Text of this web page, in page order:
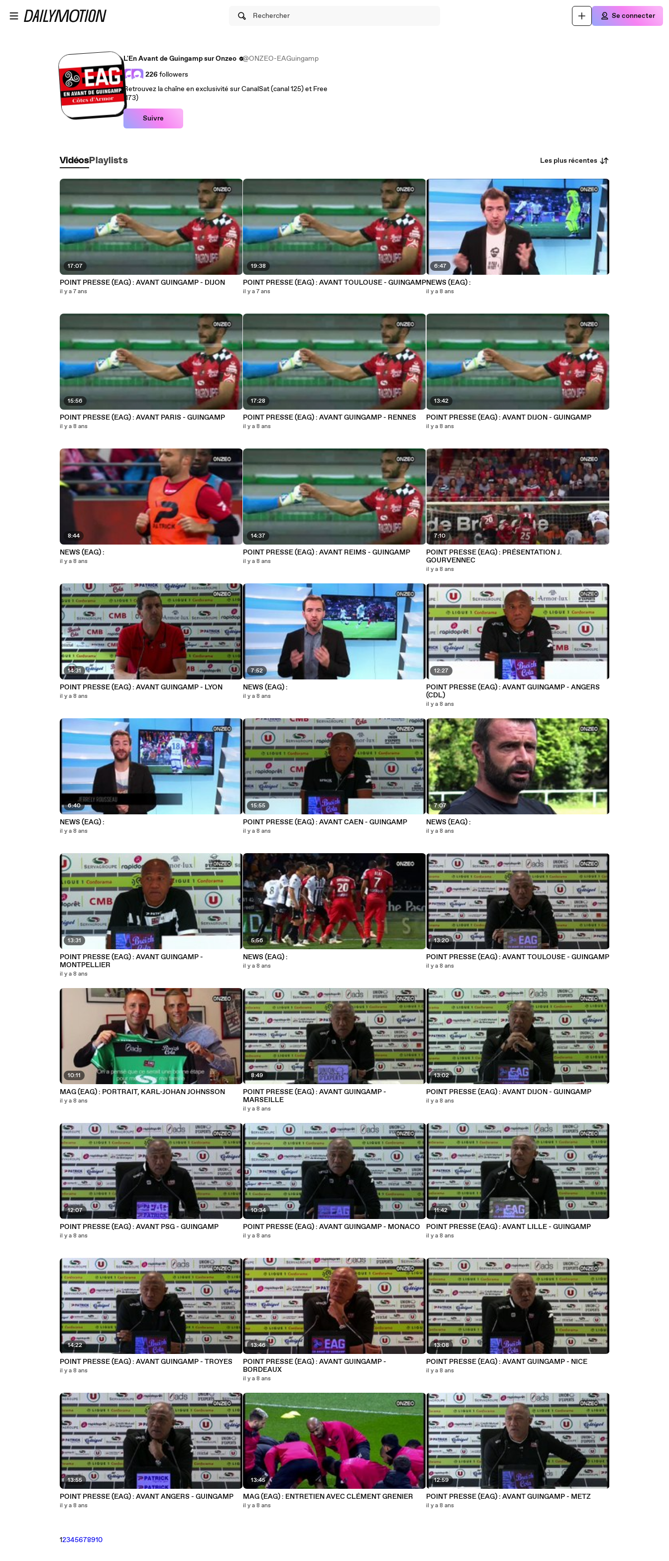
Rechercher Se connecter
L'En Avant de Guingamp sur Onzeo
@ONZEO-EAGuingamp
226 followers
Retrouvez la chaîne en exclusivité sur CanalSat (canal 125) et Free
(173)
Suivre
Vidéos Playlists Les plus récentes
17:07
POINT PRESSE (EAG) : AVANT GUINGAMP - DIJON
il y a 7 ans
15:56
POINT PRESSE (EAG) : AVANT PARIS - GUINGAMP
il y a 8 ans
8:44
NEWS (EAG) :
il y a 8 ans
14:31
POINT PRESSE (EAG) : AVANT GUINGAMP - LYON
il y a 8 ans
6:40
NEWS (EAG) :
il y a 8 ans
13:31
POINT PRESSE (EAG) : AVANT GUINGAMP -
MONTPELLIER
il y a 8 ans
10:11
MAG (EAG) : PORTRAIT, KARL-JOHAN JOHNSSON
il y a 8 ans
12:07
POINT PRESSE (EAG) : AVANT PSG - GUINGAMP
il y a 8 ans
14:22
POINT PRESSE (EAG) : AVANT GUINGAMP - TROYES
il y a 8 ans
13:55
POINT PRESSE (EAG) : AVANT ANGERS - GUINGAMP
il y a 8 ans
19:38
POINT PRESSE (EAG) : AVANT TOULOUSE - GUINGAMP
il y a 7 ans
17:28
POINT PRESSE (EAG) : AVANT GUINGAMP - RENNES
il y a 8 ans
14:37
POINT PRESSE (EAG) : AVANT REIMS - GUINGAMP
il y a 8 ans
7:52
NEWS (EAG) :
il y a 8 ans
15:55
POINT PRESSE (EAG) : AVANT CAEN - GUINGAMP
il y a 8 ans
5:56
NEWS (EAG) :
il y a 8 ans
8:49
POINT PRESSE (EAG) : AVANT GUINGAMP -
MARSEILLE
il y a 8 ans
10:34
POINT PRESSE (EAG) : AVANT GUINGAMP - MONACO
il y a 8 ans
13:46
POINT PRESSE (EAG) : AVANT GUINGAMP -
BORDEAUX
il y a 8 ans
13:45
MAG (EAG) : ENTRETIEN AVEC CLÉMENT GRENIER
il y a 8 ans
6:47
NEWS (EAG) :
il y a 8 ans
13:42
POINT PRESSE (EAG) : AVANT DIJON - GUINGAMP
il y a 8 ans
7:10
POINT PRESSE (EAG) : PRÉSENTATION J.
GOURVENNEC
il y a 8 ans
12:27
POINT PRESSE (EAG) : AVANT GUINGAMP - ANGERS
(CDL)
il y a 8 ans
7:07
NEWS (EAG) :
il y a 8 ans
13:20
POINT PRESSE (EAG) : AVANT TOULOUSE - GUINGAMP
il y a 8 ans
13:02
POINT PRESSE (EAG) : AVANT DIJON - GUINGAMP
il y a 8 ans
11:42
POINT PRESSE (EAG) : AVANT LILLE - GUINGAMP
il y a 8 ans
13:08
POINT PRESSE (EAG) : AVANT GUINGAMP - NICE
il y a 8 ans
12:59
POINT PRESSE (EAG) : AVANT GUINGAMP - METZ
il y a 8 ans
12345678910